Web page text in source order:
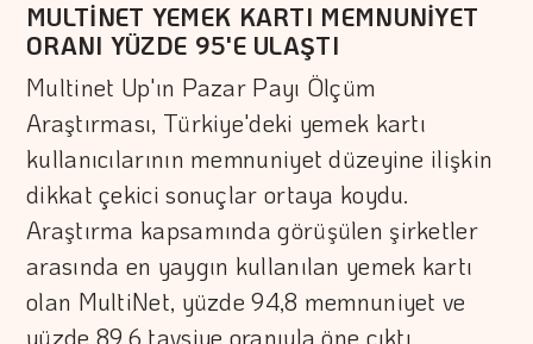
MULTİNET YEMEK KARTI MEMNUNİYET
ORANI YÜZDE 95'E ULAŞTI
Multinet Up'ın Pazar Payı Ölçüm
Araştırması, Türkiye'deki yemek kartı
kullanıcılarının memnuniyet düzeyine ilişkin
dikkat çekici sonuçlar ortaya koydu.
Araştırma kapsamında görüşülen şirketler
arasında en yaygın kullanılan yemek kartı
olan MultiNet, yüzde 94,8 memnuniyet ve
yüzde 89,6 tavsiye oranıyla öne çıktı.